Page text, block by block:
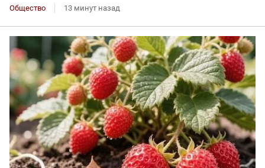
Общество 13 минут назад